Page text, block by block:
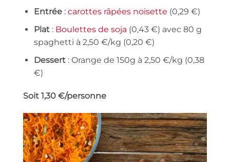
Entrée: carottes râpées noisette (0,29 €)
Plat: Boulettes de soja (0,43 €) avec 80 g
spaghetti à 2,50 €/kg (0,20 €)
Dessert: Orange de 150g à 2,50 €/kg (0,38
€)
Soit 1,30 €/personne